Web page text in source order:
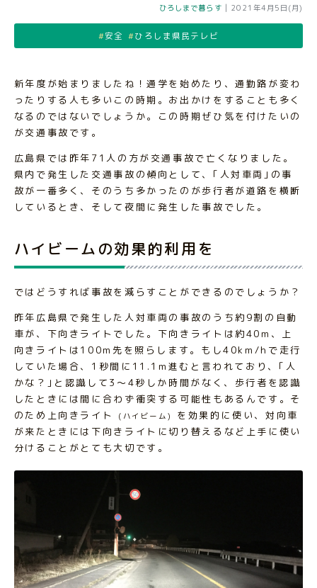
ひろしまで暮らす | 2021年4月5日(月)
安全 ひろしま県民テレビ
新年度が始まりましたね！通学を始めたり、通勤路が変わ
ったりする人も多いこの時期。お出かけをすることも多く
なるのではないでしょうか。この時期ぜひ気を付けたいの
が交通事故です。
広島県では昨年71人の方が交通事故で亡くなりました。
県内で発生した交通事故の傾向として、｢人対車両｣の事
故が一番多く、そのうち多かったのが歩行者が道路を横断
しているとき、そして夜間に発生した事故でした。
ハイビームの効果的利用を
ではどうすれば事故を減らすことができるのでしょうか？
昨年広島県で発生した人対車両の事故のうち約9割の自動
車が、下向きライトでした。下向きライトは約40m、上
向きライトは100m先を照らします。もし40km/hで走行
していた場合、1秒間に11.1m進むと言われており、｢人
かな？｣と認識して3～4秒しか時間がなく、歩行者を認識
したときには間に合わず衝突する可能性もあるんです。そ
のため上向きライト
(ハイビーム)
を効果的に使い、対向車
が来たときには下向きライトに切り替えるなど上手に使い
分けることがとても大切です。